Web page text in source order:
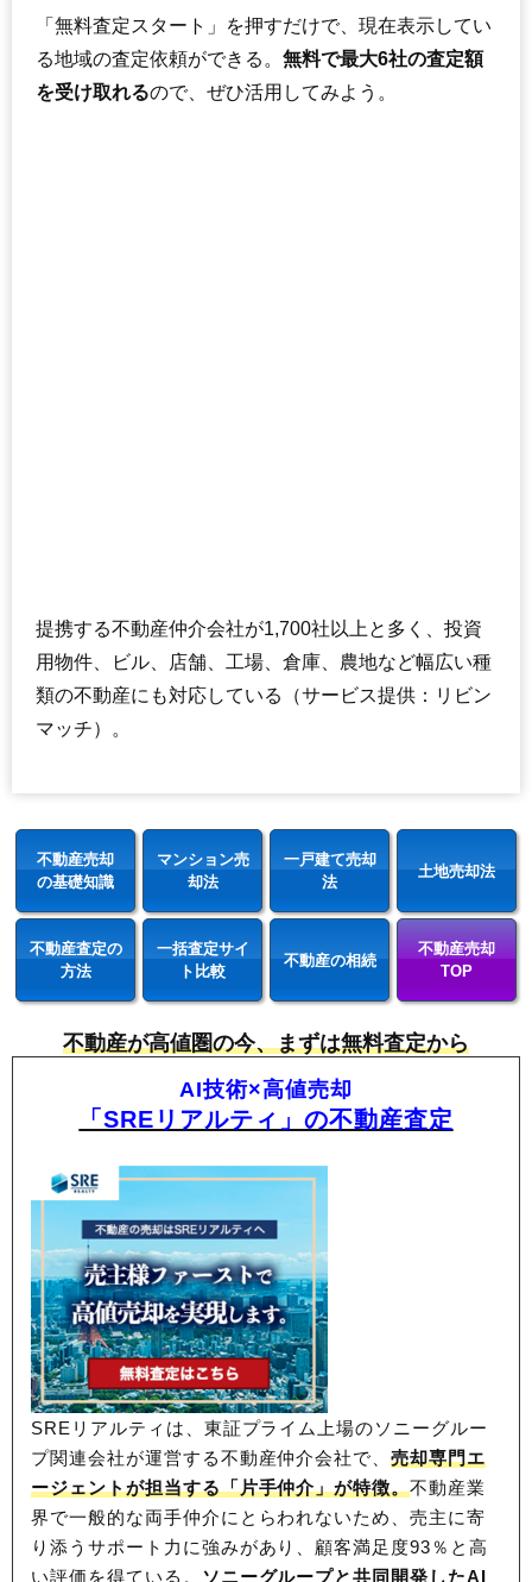
「無料査定スタート」を押すだけで、現在表示してい
る地域の査定依頼ができる。 無料で最大6社の査定額
を受け取れるので、ぜひ活用してみよう。
提携する不動産仲介会社が1,700社以上と多く、投資
用物件、ビル、店舗、工場、倉庫、農地など幅広い種
類の不動産にも対応している（サービス提供：リビン
マッチ）。
不動産売却
の基礎知識
マンション売
却法
一戸建て売却
法
土地売却法
不動産査定の
方法
一括査定サイ
ト比較
不動産の相続
不動産売却
TOP
不動産が高値圏の今、まずは無料査定から
AI技術×高値売却
「SREリアルティ」の不動産査定
SREリアルティは、東証プライム上場のソニーグルー
プ関連会社が運営する不動産仲介会社で、売却専門エ
ージェントが担当する「片手仲介」が特徴。不動産業
界で一般的な両手仲介にとらわれないため、売主に寄
り添うサポート力に強みがあり、顧客満足度93％と高
い評価を得ている。 ソニーグループと共同開発したAI